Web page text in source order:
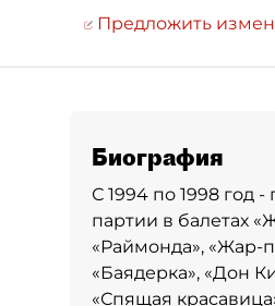
Предложить
Биография
С 1994 по 1998 год -
партии в балетах
«Раймонда», «Жар-
«Баядерка», «Дон
«Спящая